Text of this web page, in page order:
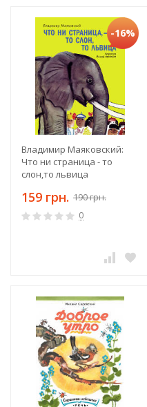
-16%
Владимир Маяковский:
Что ни страница - то
слон,то львица
159 грн. 190 грн.
0